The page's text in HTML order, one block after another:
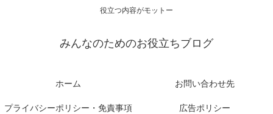
役立つ内容がモットー
みんなのためのお役立ちブログ
ホーム お問い合わせ先
プライバシーポリシー・免責事項 広告ポリシー